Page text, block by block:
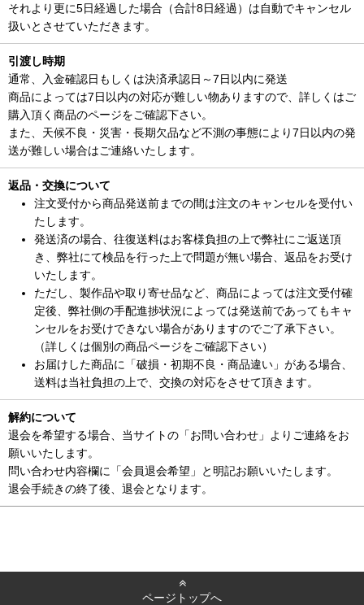
それより更に5日経過した場合（合計8日経過）は自動でキャンセル
扱いとさせていただきます。
引渡し時期
通常、入金確認日もしくは決済承認日～7日以内に発送
商品によっては7日以内の対応が難しい物ありますので、詳しくはご
購入頂く商品のページをご確認下さい。
また、天候不良・災害・長期欠品など不測の事態により7日以内の発
送が難しい場合はご連絡いたします。
返品・交換について
注文受付から商品発送前までの間は注文のキャンセルを受付い
たします。
発送済の場合、往復送料はお客様負担の上で弊社にご返送頂
き、弊社にて検品を行った上で問題が無い場合、返品をお受け
いたします。
ただし、製作品や取り寄せ品など、商品によっては注文受付確
定後、弊社側の手配進捗状況によっては発送前であってもキャ
ンセルをお受けできない場合がありますのでご了承下さい。
（詳しくは個別の商品ページをご確認下さい）
お届けした商品に「破損・初期不良・商品違い」がある場合、
送料は当社負担の上で、交換の対応をさせて頂きます。
解約について
退会を希望する場合、当サイトの「お問い合わせ」よりご連絡をお
願いいたします。
問い合わせ内容欄に「会員退会希望」と明記お願いいたします。
退会手続きの終了後、退会となります。
ページトップへ